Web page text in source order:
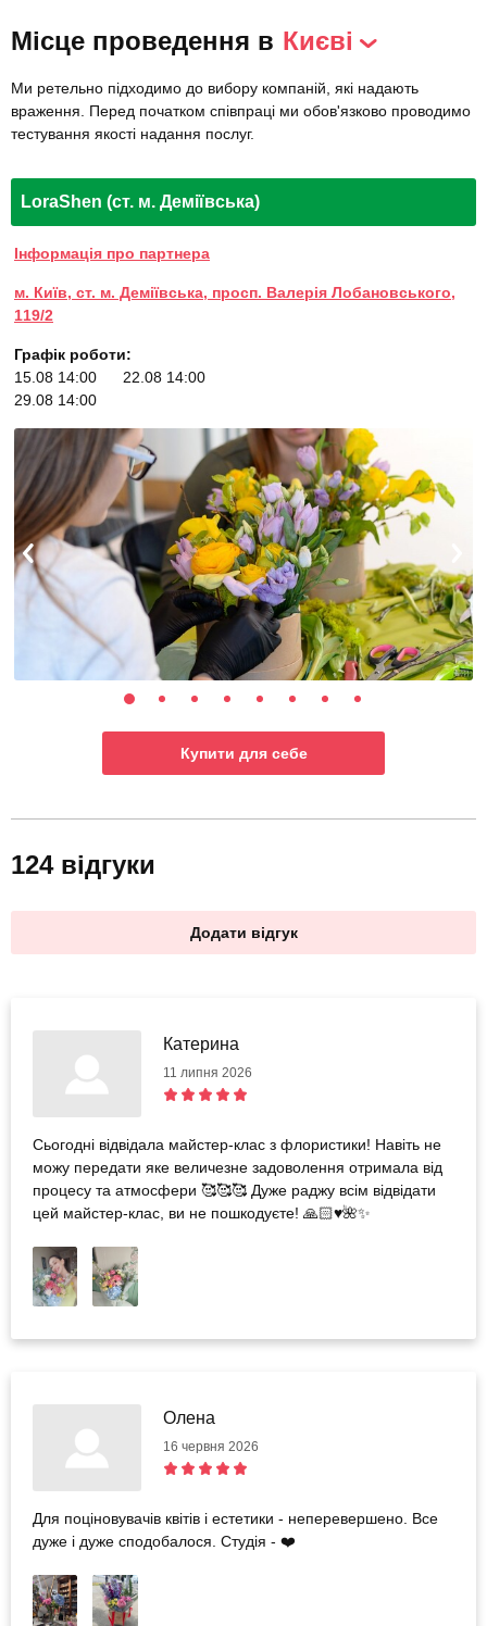
Місце проведення в Києві
Ми ретельно підходимо до вибору компаній, які надають
враження. Перед початком співпраці ми обов'язково проводимо
тестування якості надання послуг.
LoraShen (ст. м. Деміївська)
Інформація про партнера
м. Київ, ст. м. Деміївська, просп. Валерія Лобановського,
119/2
Графік роботи:
15.08 14:00
22.08 14:00
29.08 14:00
Купити для себе
124 відгуки
Додати відгук
Катерина
11 липня 2026
Сьогодні відвідала майстер-клас з флористики! Навіть не
можу передати яке величезне задоволення отримала від
процесу та атмосфери 🥰🥰🥰 Дуже раджу всім відвідати
цей майстер-клас, ви не пошкодуєте! 🙏🏻♥️🌺✨
Олена
16 червня 2026
Для поціновувачів квітів і естетики - неперевершено. Все
дуже і дуже сподобалося. Студія - ❤️